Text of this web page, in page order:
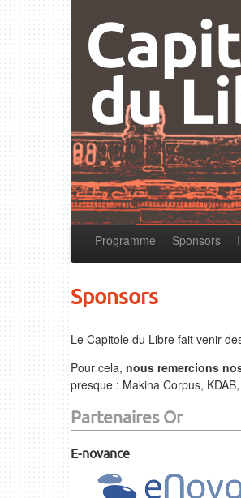
Programme Sponsors
Sponsors
Le Capitole du Libre fait venir
Pour cela, nous remercions
presque : Makina Corpus,
Partenaires Or
E-novance